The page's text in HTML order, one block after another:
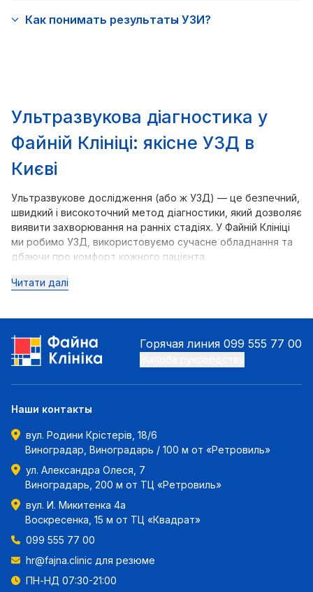
Как понимать результаты УЗИ?
Ультразвукова діагностика у
Файній Клініці: якісне УЗД в
Києві
Ультразвукове дослідження (або ж УЗД) — це безпечний,
швидкий і високоточний метод діагностики, який дозволяє
виявити захворювання на ранніх стадіях. У Файній Клініці
ми робимо УЗД, використовуємо сучасне обладнання та
дбаючи про комфорт кожного пацієнта.
Читати далі
Горячая линия 099 555 77 00
Наши контакты
вул. Родини Крістерів, 18/6
Виноградар, Виноградарь / 100 м от «Ретровиль»
ул. Александра Олеся, 7
Виноградарь, 200 м от ТЦ «Ретровиль»
вул. И. Микитенка 4а
Воскресенка, 15 м от ТЦ «Квадрат»
099 555 77 00
hr@fajna.clinic для резюме
ПН-НД 07:30-21:00